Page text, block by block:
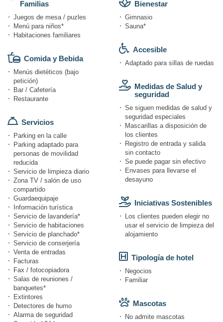
Familias
Juegos de mesa / puzles
Menú para niños*
Habitaciones familiares
Comida y Bebida
Menús dietéticos (bajo
petición)
Bar / Cafetería
Restaurante
Servicios
Parking en la calle
Parking adaptado para
personas de movilidad
reducida
Servicio de limpieza diario
Zona TV / salón de uso
compartido
Guardaequipaje
Información turística
Servicio de lavandería*
Servicio de habitaciones
Servicio de planchado*
Servicio de conserjería
Venta de entradas
Facturas
Fax / fotocopiadora
Salas de reuniones /
banquetes*
Extintores
Detectores de humo
Alarma de seguridad
Bienestar
Gimnasio
Sauna*
Accesible
Adaptado para sillas de ruedas
Medidas de Salud y
seguridad
Se siguen medidas de salud y
seguridad especiales
Mascarillas a disposición de
los clientes
Registro de entrada y salida
sin contacto
Se puede pagar sin efectivo
Envases para llevarse el
desayuno
Iniciativas Sostenibles
Los clientes pueden elegir no
usar el servicio de limpieza del
alojamiento
Tipología de hotel
Negocios
Familiar
Mascotas
No admite mascotas